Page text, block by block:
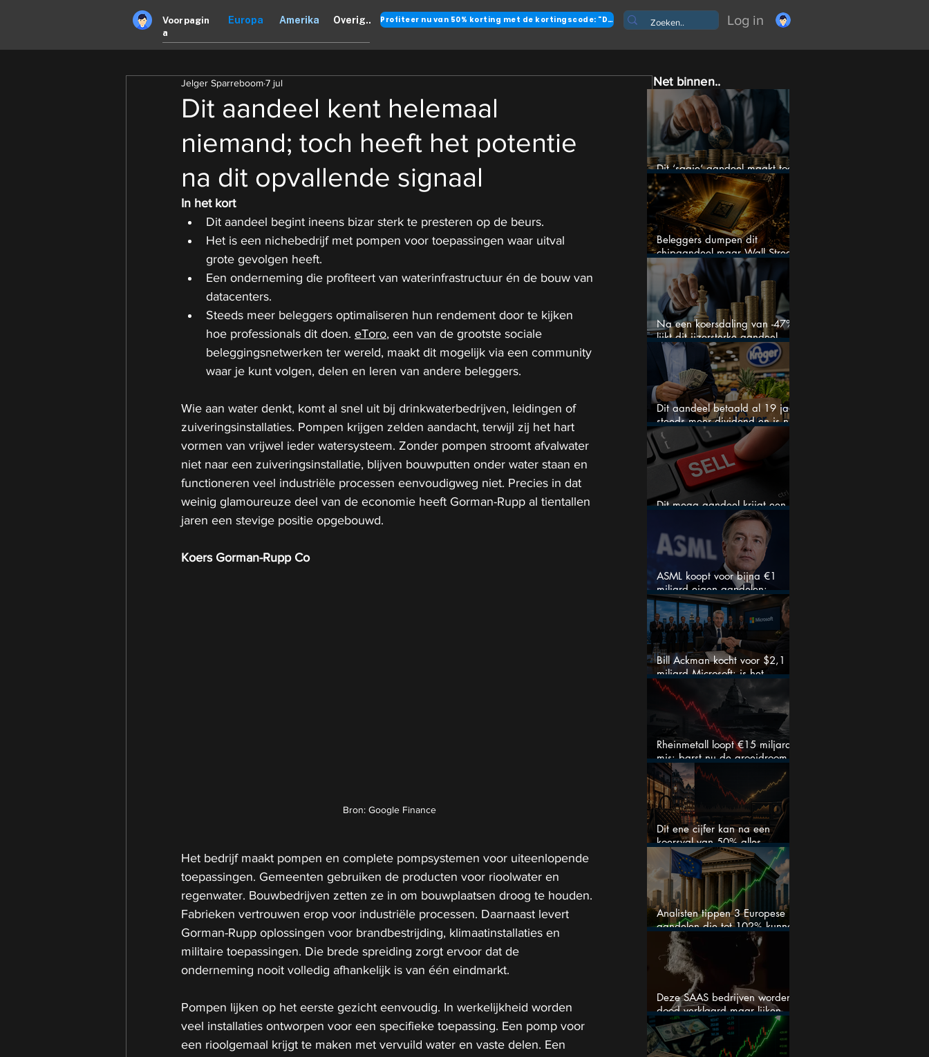
Voorpagin
a
Europa Amerika Overig.. Profiteer nu van 50% korting met de kortingscode: "DANK" Log in
Dit aandeel kent helemaal
niemand; toch heeft het potentie
na dit opvallende signaal
Jelger Sparreboom7 jul
In het kort
Dit aandeel begint ineens bizar sterk te presteren op de beurs.
Het is een nichebedrijf met pompen voor toepassingen waar uitval
grote gevolgen heeft.
Een onderneming die profiteert van waterinfrastructuur én de bouw van
datacenters.
Steeds meer beleggers optimaliseren hun rendement door te kijken
hoe professionals dit doen. eToro, een van de grootste sociale
beleggingsnetwerken ter wereld, maakt dit mogelijk via een community
waar je kunt volgen, delen en leren van andere beleggers.
Wie aan water denkt, komt al snel uit bij drinkwaterbedrijven, leidingen of
zuiveringsinstallaties. Pompen krijgen zelden aandacht, terwijl zij het hart
vormen van vrijwel ieder watersysteem. Zonder pompen stroomt afvalwater
niet naar een zuiveringsinstallatie, blijven bouwputten onder water staan en
functioneren veel industriële processen eenvoudigweg niet. Precies in dat
weinig glamoureuze deel van de economie heeft Gorman-Rupp al tientallen
jaren een stevige positie opgebouwd.
Koers Gorman-Rupp Co
Bron: Google Finance
Het bedrijf maakt pompen en complete pompsystemen voor uiteenlopende
toepassingen. Gemeenten gebruiken de producten voor rioolwater en
regenwater. Bouwbedrijven zetten ze in om bouwplaatsen droog te houden.
Fabrieken vertrouwen erop voor industriële processen. Daarnaast levert
Gorman-Rupp oplossingen voor brandbestrijding, klimaatinstallaties en
militaire toepassingen. Die brede spreiding zorgt ervoor dat de
onderneming nooit volledig afhankelijk is van één eindmarkt.
Pompen lijken op het eerste gezicht eenvoudig. In werkelijkheid worden
veel installaties ontworpen voor een specifieke toepassing. Een pomp voor
een rioolgemaal krijgt te maken met vervuild water en vaste delen. Een
Net binnen..
Dit ‘saaie’ aandeel maakt toch
bizar veel winst
Beleggers dumpen dit
chipaandeel maar Wall Street
ziet een zeldzame koopkans
Na een koersdaling van -47%
lijkt dit ijzersterke aandeel
aantrekkelijker dan ooit
Dit aandeel betaald al 19 jaar
steeds meer dividend en is nu
goedkoop
Dit mega aandeel krijgt een
zeldzaam verkoopadvies
ASML koopt voor bijna €1
miljard eigen aandelen:
slimme zet of dure timing?
Bill Ackman kocht voor $2,1
miljard Microsoft: is het
aandeel na de koerssprong
nog aantrekkelijk?
Rheinmetall loopt €15 miljard
mis: barst nu de groeidroom
van het defensiebedrijf?
Dit ene cijfer kan na een
koersval van 50% alles
veranderen
Analisten tippen 3 Europese
aandelen die tot 102% kunnen
stijgen
Deze SAAS bedrijven worden
dood verklaard maar lijken
springlevend